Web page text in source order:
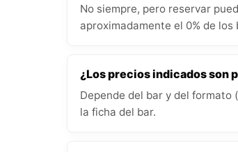
No siempre, pero reservar
aproximadamente el 0% de
¿Los precios indicados son
Depende del bar y del
la ficha del bar.